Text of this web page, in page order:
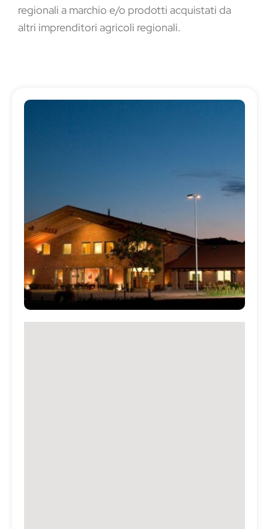
regionali a marchio e/o prodotti acquistati da
altri imprenditori agricoli regionali.